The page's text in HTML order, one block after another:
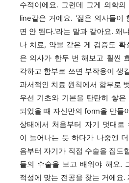
수적이에요. 그런데 그게 의학
line같은 거에요. '젊은 의사들이
면 안 된다.'라는 말과 같아요. 왜
나 치료, 약물 같은 게 검증도 확
은 의사가 한두 번 해보고 훨씬
각하고 함부로 쓰면 부작용이 생
과서적인 치료 원칙에서 함부로
우선 기초와 기본을 탄탄히 쌓은
되었을 때 자신만의 form을 만들
상태에서 처음부터 자기 멋대로
이 늘어나는 듯 하다가 나중엔
음부터 자기가 직접 수술을 집도
들의 수술을 보고 배워야 해요.
적성에 맞는 전공을 찾는 거에요.